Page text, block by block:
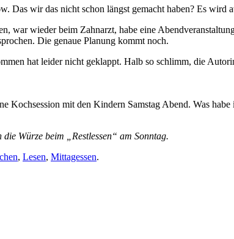
Das wir das nicht schon längst gemacht haben? Es wird
war wieder beim Zahnarzt, habe eine
Die genaue Planung kommt noch.
hat leider nicht geklappt. Halb so schlimm, die
Kochsession mit den Kindern Samstag Abend. Was
Würze beim „Restlessen“ am Sonntag.
, Lesen, Mittagessen.